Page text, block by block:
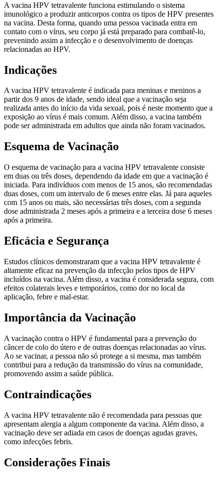
A vacina HPV tetravalente funciona estimulando o sistema
imunológico a produzir anticorpos contra os tipos de HPV presentes
na vacina. Desta forma, quando uma pessoa vacinada entra em
contato com o vírus, seu corpo já está preparado para combatê-lo,
prevenindo assim a infecção e o desenvolvimento de doenças
relacionadas ao HPV.
Indicações
A vacina HPV tetravalente é indicada para meninas e meninos a
partir dos 9 anos de idade, sendo ideal que a vacinação seja
realizada antes do início da vida sexual, pois é neste momento que a
exposição ao vírus é mais comum. Além disso, a vacina também
pode ser administrada em adultos que ainda não foram vacinados.
Esquema de Vacinação
O esquema de vacinação para a vacina HPV tetravalente consiste
em duas ou três doses, dependendo da idade em que a vacinação é
iniciada. Para indivíduos com menos de 15 anos, são recomendadas
duas doses, com um intervalo de 6 meses entre elas. Já para aqueles
com 15 anos ou mais, são necessárias três doses, com a segunda
dose administrada 2 meses após a primeira e a terceira dose 6 meses
após a primeira.
Eficácia e Segurança
Estudos clínicos demonstraram que a vacina HPV tetravalente é
altamente eficaz na prevenção da infecção pelos tipos de HPV
incluídos na vacina. Além disso, a vacina é considerada segura, com
efeitos colaterais leves e temporários, como dor no local da
aplicação, febre e mal-estar.
Importância da Vacinação
A vacinação contra o HPV é fundamental para a prevenção do
câncer de colo do útero e de outras doenças relacionadas ao vírus.
Ao se vacinar, a pessoa não só protege a si mesma, mas também
contribui para a redução da transmissão do vírus na comunidade,
promovendo assim a saúde pública.
Contraindicações
A vacina HPV tetravalente não é recomendada para pessoas que
apresentam alergia a algum componente da vacina. Além disso, a
vacinação deve ser adiada em casos de doenças agudas graves,
como infecções febris.
Considerações Finais